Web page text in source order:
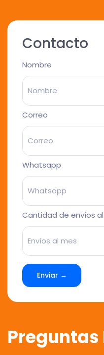
Contacto
Nombre
Correo
Whatsapp
Cantidad de envíos
Enviar →
Preguntas